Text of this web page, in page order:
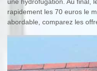
une hydrofugation. Au final,
rapidement les 70 euros le
abordable, comparez les